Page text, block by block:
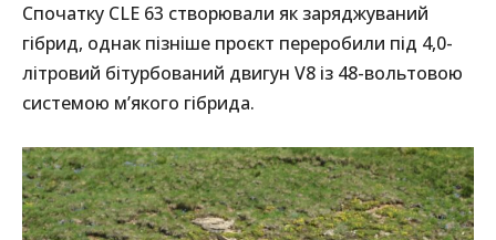
Спочатку CLE 63 створювали як заряджуваний
гібрид, однак пізніше проєкт переробили під 4,0-
літровий бітурбований двигун V8 із 48-вольтовою
системою м’якого гібрида.